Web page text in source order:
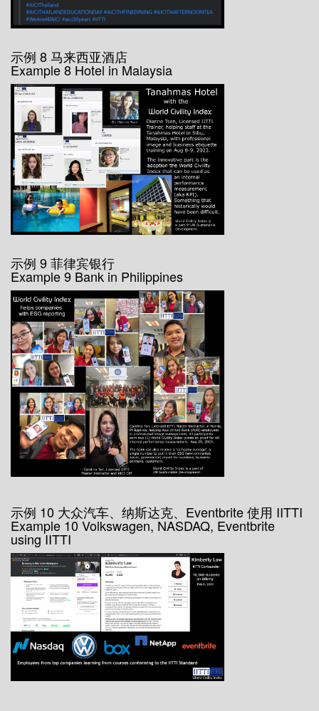
示例 8 马来西亚酒店
Example 8 Hotel in Malaysia
示例 9 菲律宾银行
Example 9 Bank in Philippines
示例 10 大众汽车、纳斯达克、Eventbrite 使用 IITTI
Example 10 Volkswagen, NASDAQ, Eventbrite
using IITTI